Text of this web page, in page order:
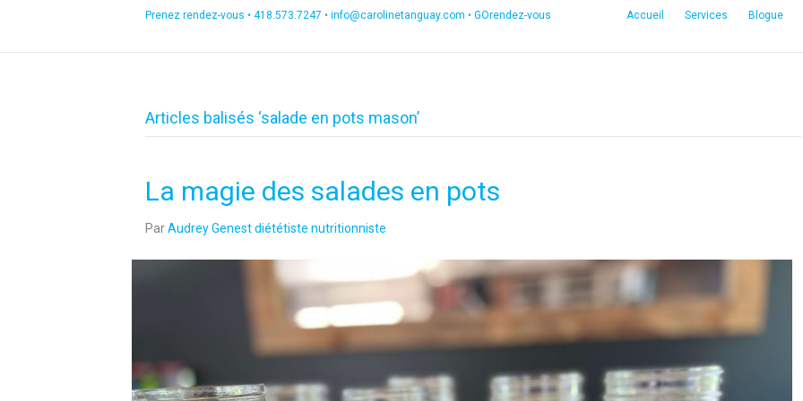
Prenez rendez-vous • 418.573.7247 • info@carolinetanguay.com • GOrendez-vous Accueil Services Blogue
Articles balisés ‘salade en pots mason’
La magie des salades en pots
ParAudrey Genest diététiste nutritionniste